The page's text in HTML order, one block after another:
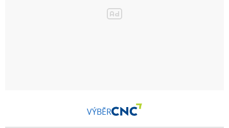
VÝBĚR